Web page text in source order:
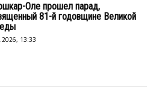
Оле прошел парад,
81-й годовщине Великой
13:33